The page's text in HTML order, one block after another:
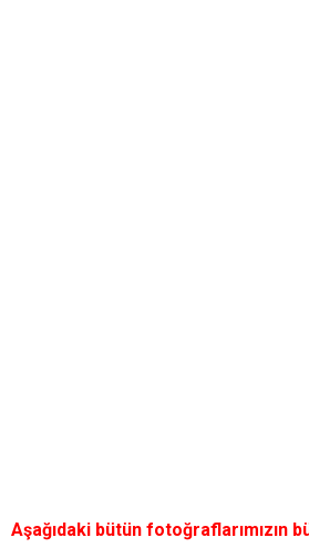
Aşağıdaki bütün fotoğraflarımızın